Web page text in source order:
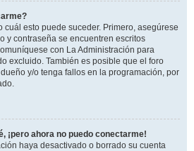
cuál esto puede suceder. Primero, asegúrese
y contraseña se encuentren escritos
con La Administración para
excluido. También es posible que el foro
y/o tenga fallos en la programación, por
¡pero ahora no puedo conectarme!
haya desactivado o borrado su cuenta